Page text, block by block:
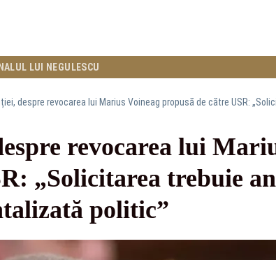
LUI NEGULESCU
revocarea lui
„Solicitarea trebuie
politic”